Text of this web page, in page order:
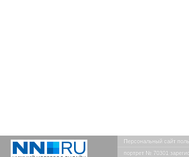
Персональный сайт
портрет № 70301